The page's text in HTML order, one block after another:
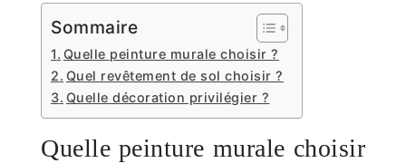
Sommaire
Quelle peinture murale choisir ?
Quel revêtement de sol choisir ?
Quelle décoration privilégier ?
Quelle peinture murale choisir